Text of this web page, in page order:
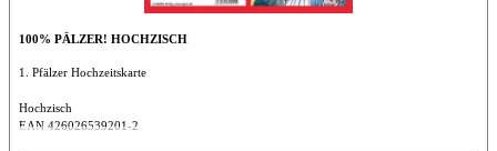
100% PÄLZER! HOCHZISCH
1. Pfälzer Hochzeitskarte
Hochzisch
EAN 426026539201-2